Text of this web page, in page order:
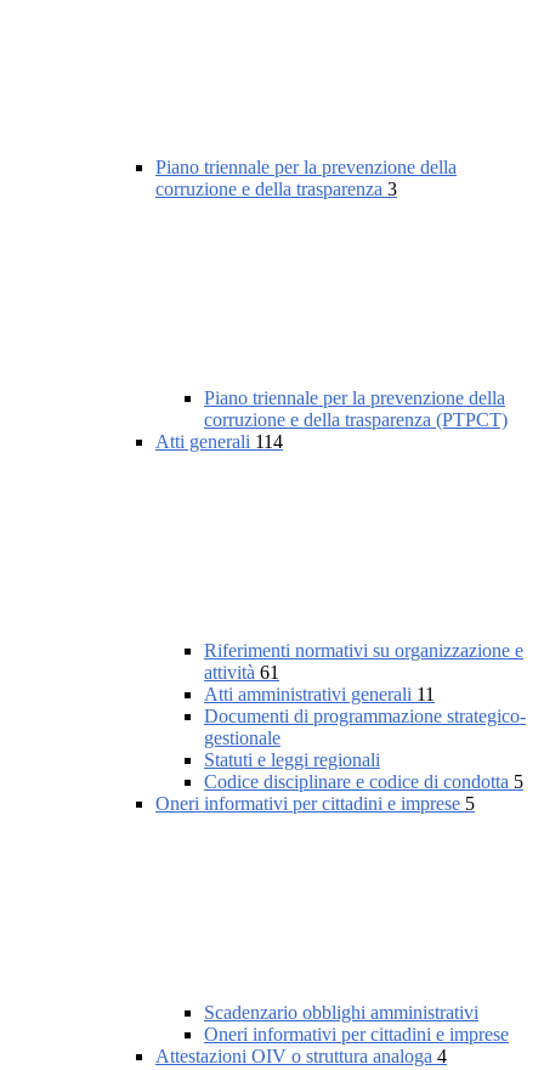
Piano triennale per la prevenzione della
corruzione e della trasparenza 3
Piano triennale per la prevenzione della
corruzione e della trasparenza (PTPCT)
Atti generali 114
Riferimenti normativi su organizzazione e
attività 61
Atti amministrativi generali 11
Documenti di programmazione strategico-
gestionale
Statuti e leggi regionali
Codice disciplinare e codice di condotta 5
Oneri informativi per cittadini e imprese 5
Scadenzario obblighi amministrativi
Oneri informativi per cittadini e imprese
Attestazioni OIV o struttura analoga 4